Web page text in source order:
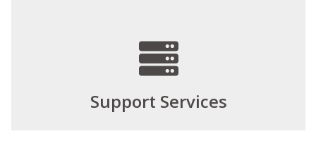
Support Services